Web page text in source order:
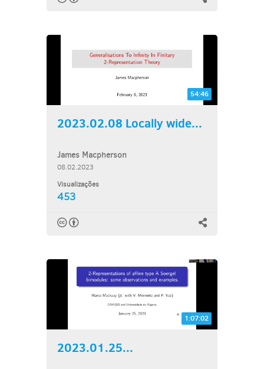
54:46
2023.02.08 Locally wide...
James Macpherson
08.02.2023
Visualizações
453
1:07:02
2023.01.25...